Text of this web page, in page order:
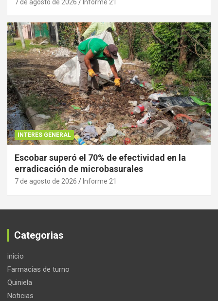
7 de agosto de 2026 Informe 21
INTERES GENERAL
Escobar superó el 70% de efectividad en la
erradicación de microbasurales
7 de agosto de 2026 Informe 21
Categorias
inicio
Farmacias de turno
Quiniela
Noticias